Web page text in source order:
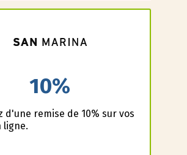
10%
d'une remise de 10% sur vos
ligne.